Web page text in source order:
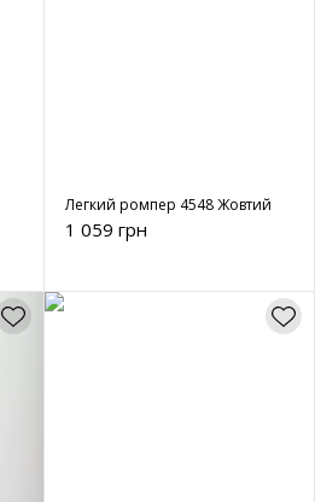
Легкий ромпер 4548 Жовтий
1 059 грн